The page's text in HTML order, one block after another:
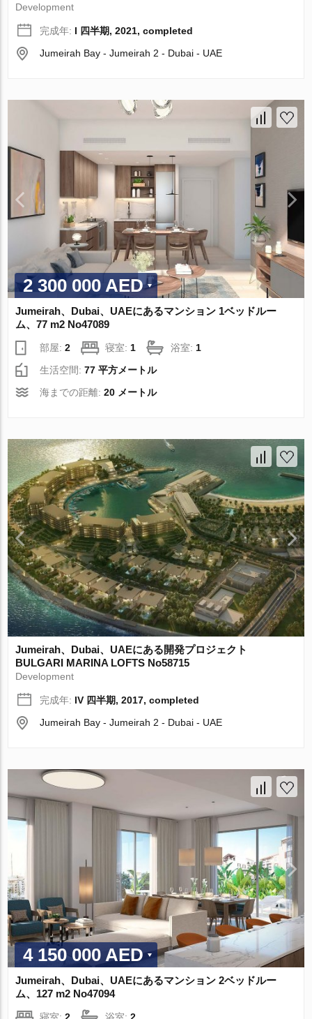
Development
完成年: I 四半期, 2021, completed
Jumeirah Bay - Jumeirah 2 - Dubai - UAE
2 300 000 AED
Jumeirah、Dubai、UAEにあるマンション 1ベッドルー
ム、77 m2 No47089
部屋:2 寝室: 1 浴室: 1
生活空間:77 平方メートル
海までの距離:20 メートル
Jumeirah、Dubai、UAEにある開発プロジェクト
BULGARI MARINA LOFTS No58715
Development
完成年: IV 四半期, 2017, completed
Jumeirah Bay - Jumeirah 2 - Dubai - UAE
4 150 000 AED
Jumeirah、Dubai、UAEにあるマンション 2ベッドルー
ム、127 m2 No47094